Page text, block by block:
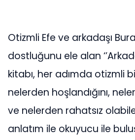
Otizmli Efe ve arkadaşı
dostluğunu ele alan
kitabı, her adımda otizmli
nelerden hoşlandığını,
ve nelerden rahatsız
anlatım ile okuyucu ile